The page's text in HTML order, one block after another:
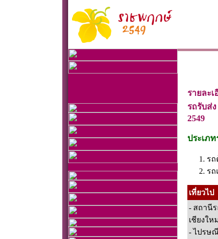
รายละ
รถรับส่
2549
ประเภท
รถ
รถ
เที่ยวไป
- สถานี
เชียงให
- ไปรษ